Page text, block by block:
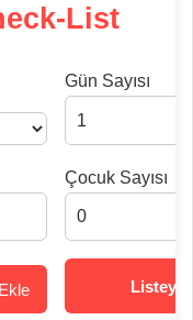
List
Gün Sayısı
Çocuk Sayısı
Ekle Listeyi